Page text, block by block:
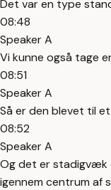
Det var en type
08:48
Speaker A
Vi kunne også tage
08:51
Speaker A
Så er den blevet til
08:52
Speaker A
Og det er stadigvæk
igennem centrum af